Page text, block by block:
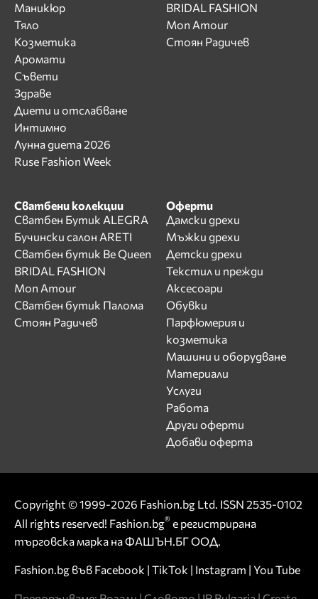
Маникюр
Тяло
Козметика
Аромати
Съвети
Здраве
Диети и отслабване
Интимно
Лунна диета 2026
Ruse Fashion Week
BRIDAL FASHION
Mon Amour
Стоян Радичев
Сватбени колекции
Сватбен Бутик ALEGRA
Бучински салон ARETI
Сватбен бутик Be Queen
BRIDAL FASHION
Mon Amour
Сватбен бутик Палома
Стоян Радичев
Оферти
Дамски дрехи
Мъжки дрехи
Детски дрехи
Текстил и прежди
Аксесоари
Обувки
Парфюмерия и
козметика
Машини и оборудване
Материали
Услуги
Работа
Други оферти
Добави оферта
Copyright © 1999-2026 Fashion.bg Ltd. ISSN 2535-0102
All rights reserved! Fashion.bg® е регистрирана
търговска марка на ФАШЪН.БГ ООД.
Fashion.bg във Facebook | TikTok | Instagram | You Tube